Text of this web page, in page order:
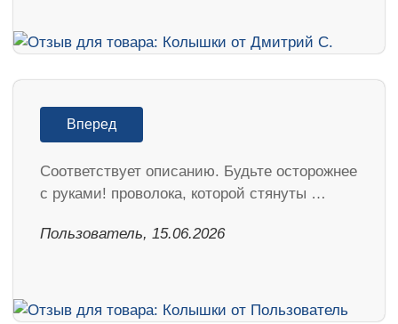
Вперед
Соответствует описанию. Будьте осторожнее
с руками! проволока, которой стянуты …
Пользователь, 15.06.2026